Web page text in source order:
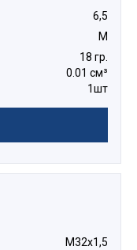
6,5
М
18 гр.
0.01 см³
1шт
М32х1,5